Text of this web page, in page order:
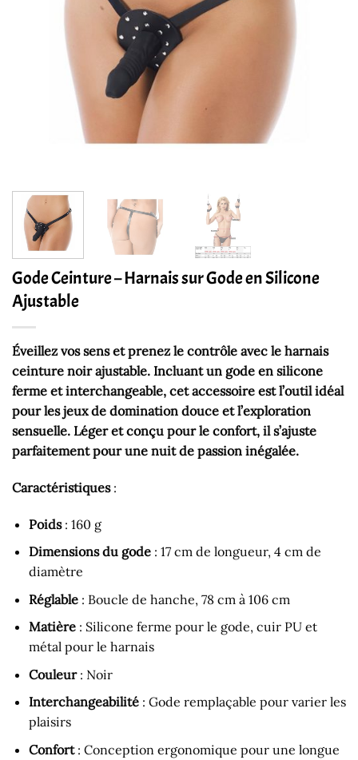
Gode Ceinture – Harnais sur Gode en Silicone
Ajustable
Éveillez vos sens et prenez le contrôle avec le harnais
ceinture noir ajustable. Incluant un gode en silicone
ferme et interchangeable, cet accessoire est l’outil idéal
pour les jeux de domination douce et l’exploration
sensuelle. Léger et conçu pour le confort, il s’ajuste
parfaitement pour une nuit de passion inégalée.
Caractéristiques:
Poids: 160 g
Dimensions du gode: 17 cm de longueur, 4 cm de
diamètre
Réglable: Boucle de hanche, 78 cm à 106 cm
Matière: Silicone ferme pour le gode, cuir PU et
métal pour le harnais
Couleur: Noir
Interchangeabilité: Gode remplaçable pour varier les
plaisirs
Confort: Conception ergonomique pour une longue